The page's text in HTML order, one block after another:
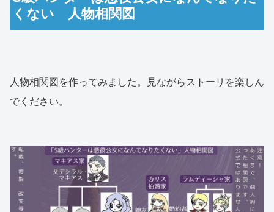
くない 人物相関図
人物相関図を作ってみました。見ながらストーリを楽しん
でください。